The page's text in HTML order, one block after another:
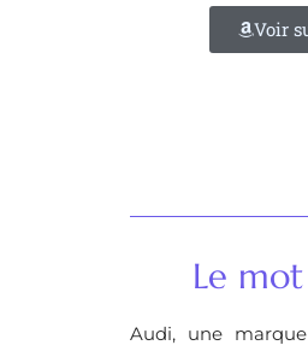
Voir
Le
Audi, une